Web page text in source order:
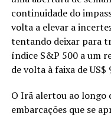
UP NEXT
democratas da Flórida
Mar-a-Lago
DON'T MISS
quem assume o RJ
continuidade do
volta a elevar a
tentando deixar para
índice S&P 500 a um
de volta à faixa de
O Irã alertou ao longo
embarcações que se